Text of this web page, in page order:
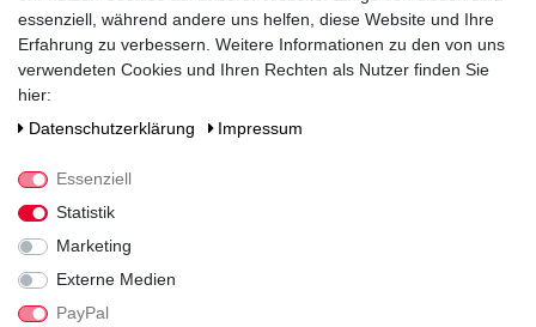
Zutaten / Allergene
Sauerkirschsaft aus Sauerkirschsaftkonzentrat, Wasser, Zucker
Laut Lebensmittelgesetz ohne Farb- und Konservierungsstoffe.
Land
Deutschland
Hersteller / Importeur
essenziell, während andere uns helfen, diese Website und Ihre
Erfahrung zu verbessern. Weitere Informationen zu den von uns
verwendeten Cookies und Ihren Rechten als Nutzer finden Sie
hier:
Daten­schutz­erklärung
Impressum
Essenziell
Statistik
Marketing
Externe Medien
PayPal